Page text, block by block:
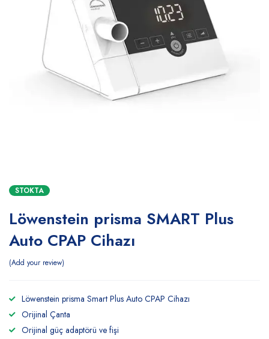
STOKTA
Löwenstein prisma SMART Plus
Auto CPAP Cihazı
Add your review
Löwenstein prisma Smart Plus Auto CPAP Cihazı
Orijinal Çanta
Orijinal güç adaptörü ve fişi